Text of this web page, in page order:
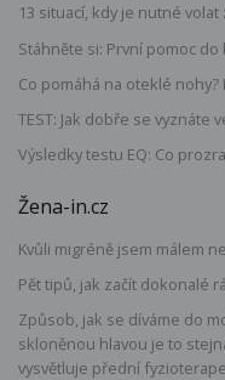
13 situací, kdy je nutné
Stáhněte si: První pomoc do
Co pomáhá na oteklé
TEST: Jak dobře se vyznáte
Výsledky testu EQ: Co
Žena-in.cz
Kvůli migréně jsem málem
Pět tipů, jak začít dokonalé
Způsob, jak se díváme do
skloněnou hlavou je to
vysvětluje přední